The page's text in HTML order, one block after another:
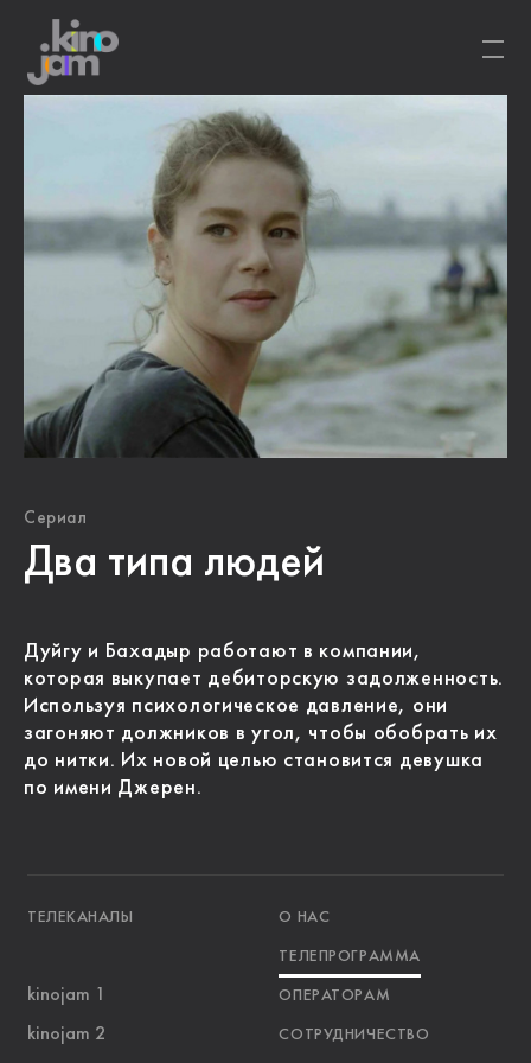
Сериал
Два типа людей
Дуйгу и Бахадыр работают в компании,
которая выкупает дебиторскую задолженность.
Используя психологическое давление, они
загоняют должников в угол, чтобы обобрать их
до нитки. Их новой целью становится девушка
по имени Джерен.
ТЕЛЕКАНАЛЫ О НАС
ТЕЛЕПРОГРАММА
ОПЕРАТОРАМ
СОТРУДНИЧЕСТВО
kinojam 1
kinojam 2